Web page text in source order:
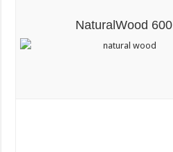
NaturalWood 600